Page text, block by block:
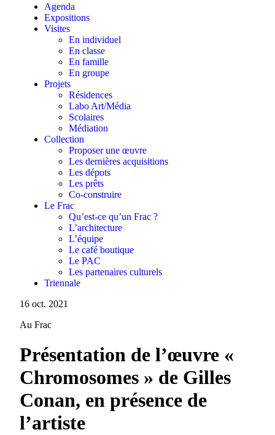
Agenda
Expositions
Visites
En individuel
En classe
En famille
En groupe
Projets
Résidences
Labo Art/Média
Scolaires
Médiation
Collection
Proposer une œuvre
Les dernières acquisitions
Les dépots
Les prêts
Co-construire
Le Frac
Qu’est-ce qu’un Frac ?
L’architecture
L’équipe
Le café boutique
Le PAC
Les partenaires culturels
Triennale
16 oct. 2021
Au Frac
Présentation de l’œuvre «
Chromosomes » de Gilles
Conan, en présence de
l’artiste